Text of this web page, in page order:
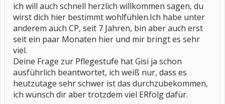
ich will auch schnell herzlich willkommen sagen, du
wirst dich hier bestimmt wohlfühlen.Ich habe unter
anderem auch CP, seit 7 Jahren, bin aber auch erst
seit ein paar Monaten hier und mir bringt es sehr
viel.
Deine Frage zur Pflegestufe hat Gisi ja schon
ausführlich beantwortet, ich weiß nur, dass es
heutzutage sehr schwer ist das durchzubekommen,
ich wünsch dir aber trotzdem viel ERfolg dafür.